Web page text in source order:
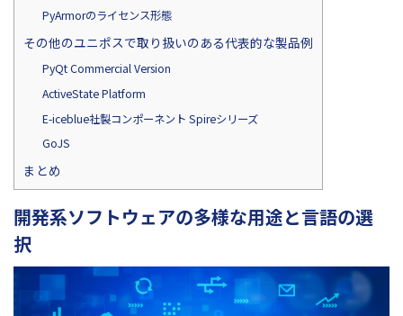
PyArmorのライセンス形態
その他のユニポスで取り扱いのある代表的な製品例
PyQt Commercial Version
ActiveState Platform
E-iceblue社製コンポーネント Spireシリーズ
GoJS
まとめ
開発系ソフトウェアの多様な用途と言語の選
択